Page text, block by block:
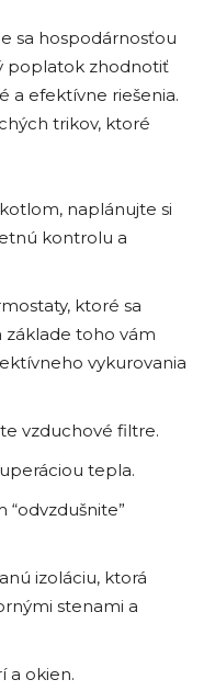
sa hospodárnosťou
poplatok zhodnotiť
a efektívne riešenia.
trikov, ktoré
naplánujte si
kontrolu a
ktoré sa
základe toho vám
vykurovania
vzduchové filtre.
tepla.
izoláciu, ktorá
stenami a
a okien.